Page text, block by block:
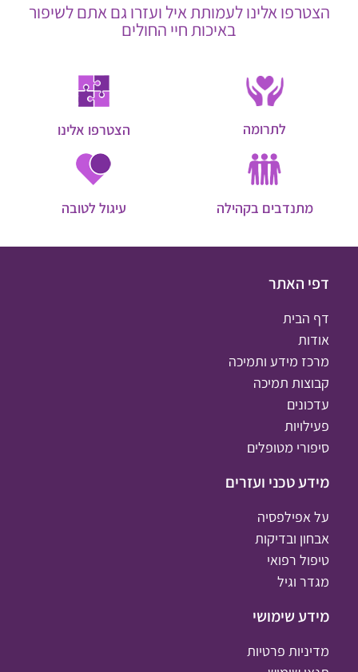
הצטרפו אלינו לעמותת איל ועזרו גם אתם לשיפור
באיכות חיי החולים
לתרומה הצטרפו אלינו
מתנדבים בקהילה עיגול לטובה
דפי האתר
דף הבית
אודות
מרכז מידע ותמיכה
קבוצות תמיכה
עדכונים
פעילויות
סיפורי מטופלים
מידע טכני ועזרים
על אפילפסיה
אבחון ובדיקות
טיפול רפואי
מגדר וגיל
מידע שימושי
מדיניות פרטיות